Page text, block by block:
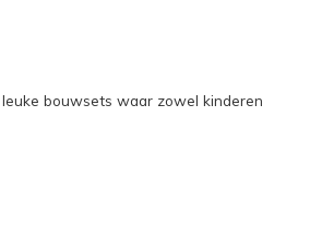
bouwsets waar zowel kinderen